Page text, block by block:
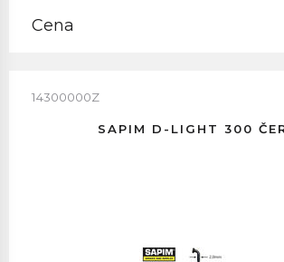
Cena
14300000Z
SAPIM D-LIGHT 300